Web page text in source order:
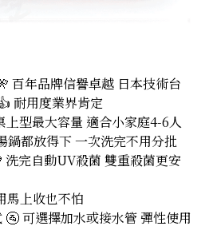
百年品牌信譽卓越 日本技術台
耐用度業界肯定
上型最大容量 適合小家庭4-6人
鍋都放得下 一次洗完不用分批
洗完自動UV殺菌 雙重殺菌更安
馬上收也不怕
🚰 可選擇加水或接水管 彈性使用